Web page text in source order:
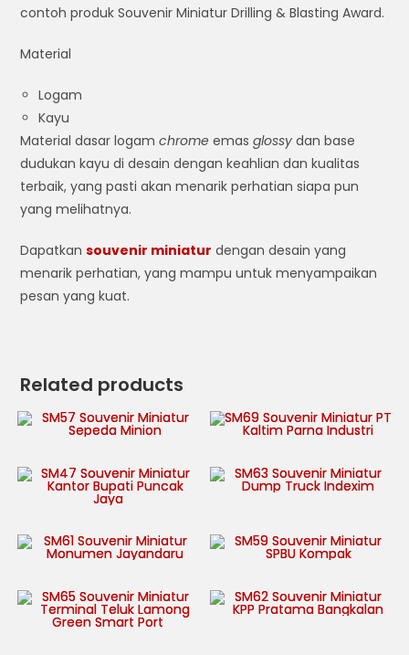
contoh produk Souvenir Miniatur Drilling & Blasting Award.
Material
Logam
Kayu
Material dasar logamchrome emasglossy dan base
dudukan kayu di desain dengan keahlian dan kualitas
terbaik, yang pasti akan menarik perhatian siapa pun
yang melihatnya.
Dapatkansouvenir miniatur dengan desain yang
menarik perhatian, yang mampu untuk menyampaikan
pesan yang kuat.
Related products